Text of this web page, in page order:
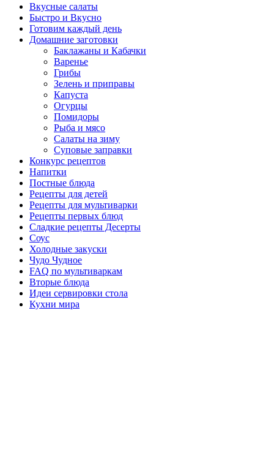
Вкусные салаты
Быстро и Вкусно
Готовим каждый день
Домашние заготовки
Баклажаны и Кабачки
Варенье
Грибы
Зелень и приправы
Капуста
Огурцы
Помидоры
Рыба и мясо
Салаты на зиму
Суповые заправки
Конкурс рецептов
Напитки
Постные блюда
Рецепты для детей
Рецепты для мультиварки
Рецепты первых блюд
Сладкие рецепты Десерты
Соус
Холодные закуски
Чудо Чудное
FAQ по мультиваркам
Вторые блюда
Идеи сервировки стола
Кухни мира